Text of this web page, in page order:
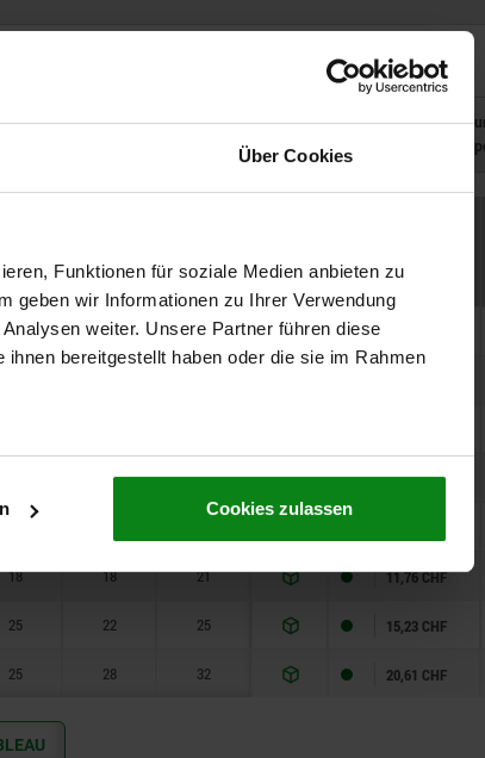
Über Cookies
Funktionen für soziale Medien anbieten zu
geben wir Informationen zu Ihrer Verwendung
weiter. Unsere Partner führen diese
bereitgestellt haben oder die sie im Rahmen
Cookies zulassen
Expédié immédiatement (en stock)
Délai de livraison
Expédition sous 1 à 2 semaines
Actuellement
14 15 18
28 32 14,58 CHF
18 18 21 11,76 CHF
25 22 25 15,23 CHF
25 28 32 20,61 CHF